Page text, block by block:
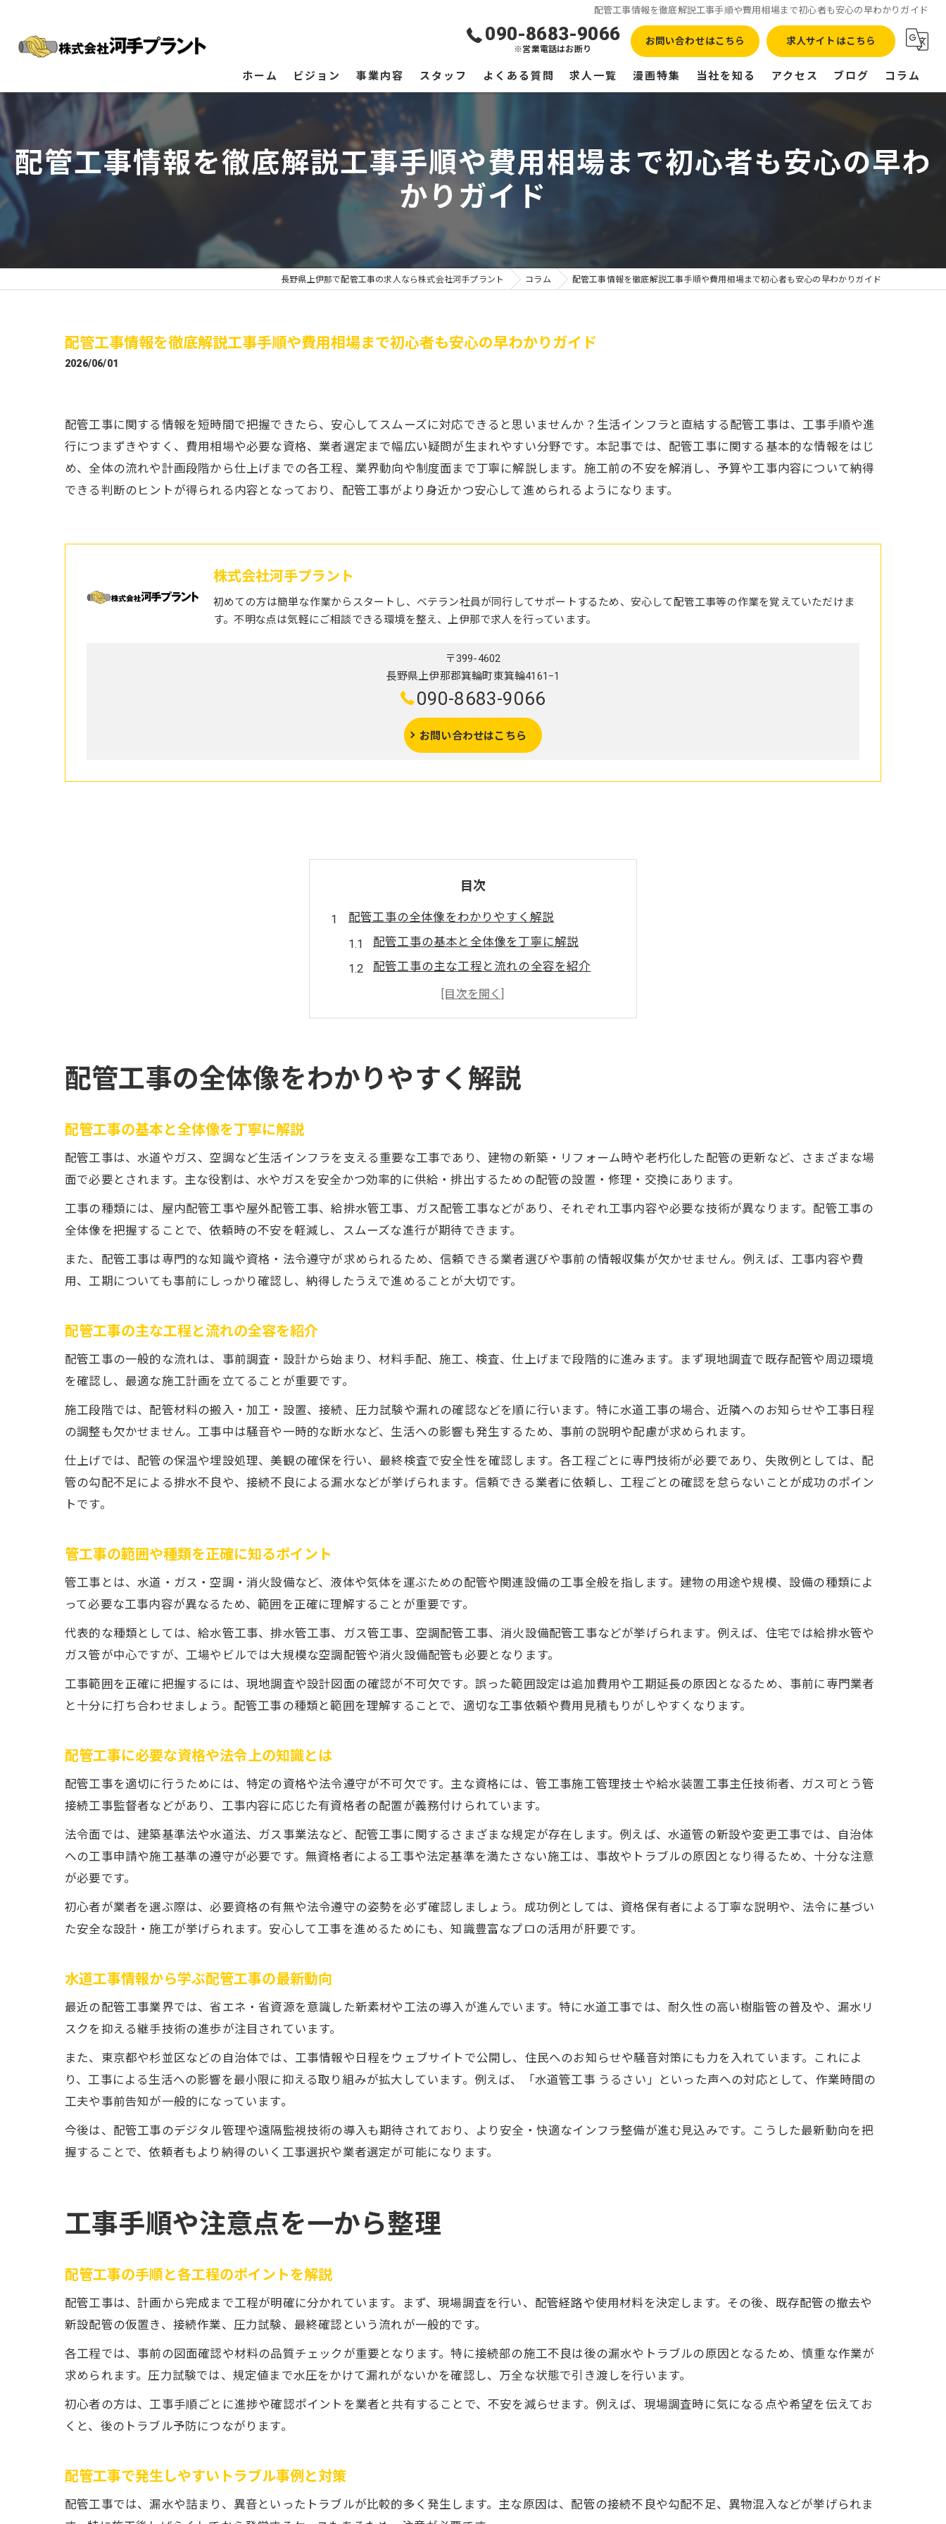
配管工事情報を徹底解説工事手順や費用相場まで初心者も安心の早わかりガイド
090-8683-9066
※営業電話はお断り
お問い合わせはこちら 求人サイトはこちら
ホーム ビジョン 事業内容 スタッフ よくある質問 求人一覧 漫画特集 当社を知る
転職
アクセス ブログ コラム
配管工事情報を徹底解説工事手順や費用相場まで初心者も安心の早わ
かりガイド
長野県上伊那で配管工事の求人なら株式会社河手プラント コラム 配管工事情報を徹底解説工事手順や費用相場まで初心者も安心の早わかりガイド
配管工事情報を徹底解説工事手順や費用相場まで初心者も安心の早わかりガイド
2026/06/01
配管工事に関する情報を短時間で把握できたら、安心してスムーズに対応できると思いませんか？生活インフラと直結する配管工事は、工事手順や進
行につまずきやすく、費用相場や必要な資格、業者選定まで幅広い疑問が生まれやすい分野です。本記事では、配管工事に関する基本的な情報をはじ
め、全体の流れや計画段階から仕上げまでの各工程、業界動向や制度面まで丁寧に解説します。施工前の不安を解消し、予算や工事内容について納得
できる判断のヒントが得られる内容となっており、配管工事がより身近かつ安心して進められるようになります。
株式会社河手プラント
初めての方は簡単な作業からスタートし、ベテラン社員が同行してサポートするため、安心して配管工事等の作業を覚えていただけま
す。不明な点は気軽にご相談できる環境を整え、上伊那で求人を行っています。
〒399-4602
長野県上伊那郡箕輪町東箕輪4161−1
090-8683-9066
お問い合わせはこちら
目次
配管工事の全体像をわかりやすく解説
配管工事の基本と全体像を丁寧に解説
配管工事の主な工程と流れの全容を紹介
管工事の範囲や種類を正確に知るポイント
配管工事に必要な資格や法令上の知識とは
工事手順や注意点を一から整理
配管工事の手順と各工程のポイントを解説
配管工事の圧力試験や現場確認の重要性
近隣への配慮が必要な配管工事の進め方
費用相場と賢い予算計画の秘訣とは
配管工事の費用相場と内訳を徹底解説
給水管口径変更の配管工事費予測と比較
配管工事の見積もりで確認すべきポイント
初めてでも安心できる配管工事の流れ
配管工事の相談から引き渡しまでのステップ
配管工事の着手前に知っておきたい基礎知識
初めてでも安心な配管工事業者の選び方
配管工事の現場立ち会い時に確認すること
配管工事のうるささ対策と生活への配慮
近隣への挨拶やお知らせのポイントを解説
工事情報を活用したトラブル防止策の実践
正しい知識で納得の配管工事を実現
配管工事の信頼性を高める業者選定のコツ
配管工事の知識で後悔しない選択をサポート
配管工事の事前相談で不安を解消する方法
配管工事の全体像をわかりやすく解説
配管工事の基本と全体像を丁寧に解説
配管工事は、水道やガス、空調など生活インフラを支える重要な工事であり、建物の新築・リフォーム時や老朽化した配管の更新など、さまざまな場
面で必要とされます。主な役割は、水やガスを安全かつ効率的に供給・排出するための配管の設置・修理・交換にあります。
工事の種類には、屋内配管工事や屋外配管工事、給排水管工事、ガス配管工事などがあり、それぞれ工事内容や必要な技術が異なります。配管工事の
全体像を把握することで、依頼時の不安を軽減し、スムーズな進行が期待できます。
また、配管工事は専門的な知識や資格・法令遵守が求められるため、信頼できる業者選びや事前の情報収集が欠かせません。例えば、工事内容や費
用、工期についても事前にしっかり確認し、納得したうえで進めることが大切です。
配管工事の主な工程と流れの全容を紹介
配管工事の一般的な流れは、事前調査・設計から始まり、材料手配、施工、検査、仕上げまで段階的に進みます。まず現地調査で既存配管や周辺環境
を確認し、最適な施工計画を立てることが重要です。
施工段階では、配管材料の搬入・加工・設置、接続、圧力試験や漏れの確認などを順に行います。特に水道工事の場合、近隣へのお知らせや工事日程
の調整も欠かせません。工事中は騒音や一時的な断水など、生活への影響も発生するため、事前の説明や配慮が求められます。
仕上げでは、配管の保温や埋設処理、美観の確保を行い、最終検査で安全性を確認します。各工程ごとに専門技術が必要であり、失敗例としては、配
管の勾配不足による排水不良や、接続不良による漏水などが挙げられます。信頼できる業者に依頼し、工程ごとの確認を怠らないことが成功のポイン
トです。
管工事の範囲や種類を正確に知るポイント
管工事とは、水道・ガス・空調・消火設備など、液体や気体を運ぶための配管や関連設備の工事全般を指します。建物の用途や規模、設備の種類によ
って必要な工事内容が異なるため、範囲を正確に理解することが重要です。
代表的な種類としては、給水管工事、排水管工事、ガス管工事、空調配管工事、消火設備配管工事などが挙げられます。例えば、住宅では給排水管や
ガス管が中心ですが、工場やビルでは大規模な空調配管や消火設備配管も必要となります。
工事範囲を正確に把握するには、現地調査や設計図面の確認が不可欠です。誤った範囲設定は追加費用や工期延長の原因となるため、事前に専門業者
と十分に打ち合わせましょう。配管工事の種類と範囲を理解することで、適切な工事依頼や費用見積もりがしやすくなります。
配管工事に必要な資格や法令上の知識とは
配管工事を適切に行うためには、特定の資格や法令遵守が不可欠です。主な資格には、管工事施工管理技士や給水装置工事主任技術者、ガス可とう管
接続工事監督者などがあり、工事内容に応じた有資格者の配置が義務付けられています。
法令面では、建築基準法や水道法、ガス事業法など、配管工事に関するさまざまな規定が存在します。例えば、水道管の新設や変更工事では、自治体
への工事申請や施工基準の遵守が必要です。無資格者による工事や法定基準を満たさない施工は、事故やトラブルの原因となり得るため、十分な注意
が必要です。
初心者が業者を選ぶ際は、必要資格の有無や法令遵守の姿勢を必ず確認しましょう。成功例としては、資格保有者による丁寧な説明や、法令に基づい
た安全な設計・施工が挙げられます。安心して工事を進めるためにも、知識豊富なプロの活用が肝要です。
水道工事情報から学ぶ配管工事の最新動向
最近の配管工事業界では、省エネ・省資源を意識した新素材や工法の導入が進んでいます。特に水道工事では、耐久性の高い樹脂管の普及や、漏水リ
スクを抑える継手技術の進歩が注目されています。
また、東京都や杉並区などの自治体では、工事情報や日程をウェブサイトで公開し、住民へのお知らせや騒音対策にも力を入れています。これによ
り、工事による生活への影響を最小限に抑える取り組みが拡大しています。例えば、「水道管工事 うるさい」といった声への対応として、作業時間の
工夫や事前告知が一般的になっています。
今後は、配管工事のデジタル管理や遠隔監視技術の導入も期待されており、より安全・快適なインフラ整備が進む見込みです。こうした最新動向を把
握することで、依頼者もより納得のいく工事選択や業者選定が可能になります。
工事手順や注意点を一から整理
配管工事の手順と各工程のポイントを解説
配管工事は、計画から完成まで工程が明確に分かれています。まず、現場調査を行い、配管経路や使用材料を決定します。その後、既存配管の撤去や
新設配管の仮置き、接続作業、圧力試験、最終確認という流れが一般的です。
各工程では、事前の図面確認や材料の品質チェックが重要となります。特に接続部の施工不良は後の漏水やトラブルの原因となるため、慎重な作業が
求められます。圧力試験では、規定値まで水圧をかけて漏れがないかを確認し、万全な状態で引き渡しを行います。
初心者の方は、工事手順ごとに進捗や確認ポイントを業者と共有することで、不安を減らせます。例えば、現場調査時に気になる点や希望を伝えてお
くと、後のトラブル予防につながります。
配管工事で発生しやすいトラブル事例と対策
配管工事では、漏水や詰まり、異音といったトラブルが比較的多く発生します。主な原因は、配管の接続不良や勾配不足、異物混入などが挙げられま